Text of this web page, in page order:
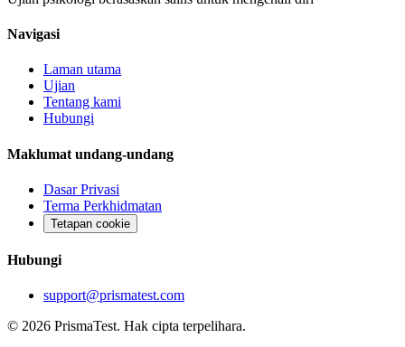
Navigasi
Laman utama
Ujian
Tentang kami
Hubungi
Maklumat undang-undang
Dasar Privasi
Terma Perkhidmatan
Tetapan cookie
Hubungi
support@prismatest.com
© 2026 PrismaTest. Hak cipta terpelihara.